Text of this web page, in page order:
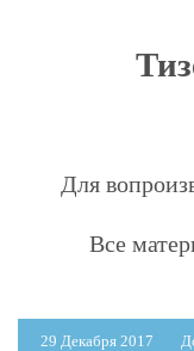
Для
Все
29 Декабря 2017